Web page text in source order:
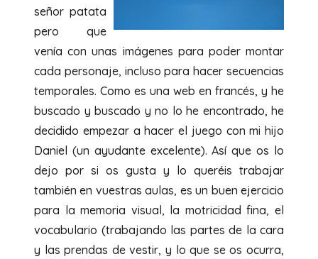
señor patata
pero que
venía con unas imágenes para poder montar
cada personaje, incluso para hacer secuencias
temporales. Como es una web en francés, y he
buscado y buscado y no lo he encontrado, he
decidido empezar a hacer el juego con mi hijo
Daniel (un ayudante excelente). Así que os lo
dejo por si os gusta y lo queréis trabajar
también en vuestras aulas, es un buen ejercicio
para la memoria visual, la motricidad fina, el
vocabulario (trabajando las partes de la cara
y las prendas de vestir, y lo que se os ocurra,